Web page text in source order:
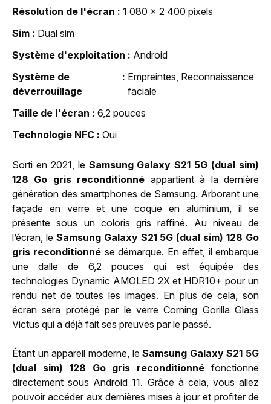
Résolution de l'écran
1 080 x 2 400 pixels
Sim
Dual sim
Système d'exploitation
Android
Système de
déverrouillage
Empreintes, Reconnaissance
faciale
Taille de l'écran
6,2 pouces
Technologie NFC
Oui
Sorti en 2021, le Samsung Galaxy S21 5G (dual sim)
128 Go gris reconditionné appartient à la dernière
génération des smartphones de Samsung. Arborant une
façade en verre et une coque en aluminium, il se
présente sous un coloris gris raffiné. Au niveau de
l’écran, le Samsung Galaxy S21 5G (dual sim) 128 Go
gris reconditionné se démarque. En effet, il embarque
une dalle de 6,2 pouces qui est équipée des
technologies Dynamic AMOLED 2X et HDR10+ pour un
rendu net de toutes les images. En plus de cela, son
écran sera protégé par le verre Corning Gorilla Glass
Victus qui a déjà fait ses preuves par le passé.
Étant un appareil moderne, leSamsung Galaxy S21 5G
(dual sim) 128 Go gris reconditionné fonctionne
directement sous Android 11. Grâce à cela, vous allez
pouvoir accéder aux dernières mises à jour et profiter de